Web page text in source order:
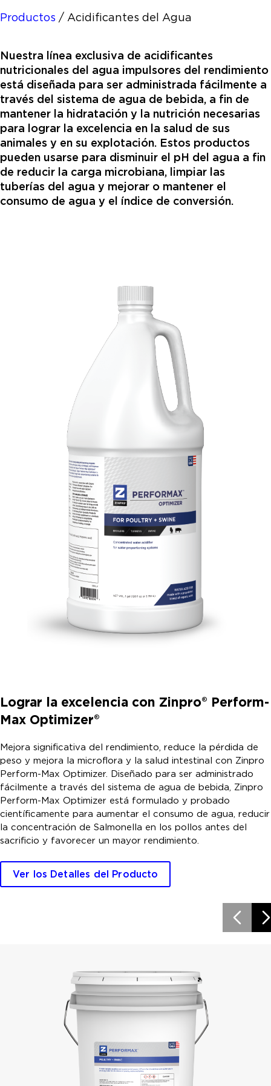
Productos / Acidificantes del Agua
Nuestra línea exclusiva de acidificantes
nutricionales del agua impulsores del rendimiento
está diseñada para ser administrada fácilmente a
través del sistema de agua de bebida, a fin de
mantener la hidratación y la nutrición necesarias
para lograr la excelencia en la salud de sus
animales y en su explotación. Estos productos
pueden usarse para disminuir el pH del agua a fin
de reducir la carga microbiana, limpiar las
tuberías del agua y mejorar o mantener el
consumo de agua y el índice de conversión.
Lograr la excelencia con Zinpro® Perform-
Max Optimizer®
Mejora significativa del rendimiento, reduce la pérdida de
peso y mejora la microflora y la salud intestinal con Zinpro
Perform-Max Optimizer. Diseñado para ser administrado
fácilmente a través del sistema de agua de bebida, Zinpro
Perform-Max Optimizer está formulado y probado
científicamente para aumentar el consumo de agua, reducir
la concentración de Salmonella en los pollos antes del
sacrificio y favorecer un mayor rendimiento.
Ver los Detalles del Producto